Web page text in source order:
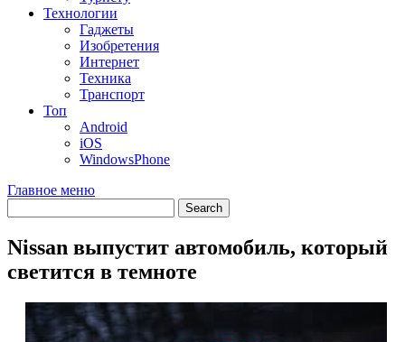
Технологии
Гаджеты
Изобретения
Интернет
Техника
Транспорт
Топ
Android
iOS
WindowsPhone
Главное меню
Nissan выпустит автомобиль, который
светится в темноте